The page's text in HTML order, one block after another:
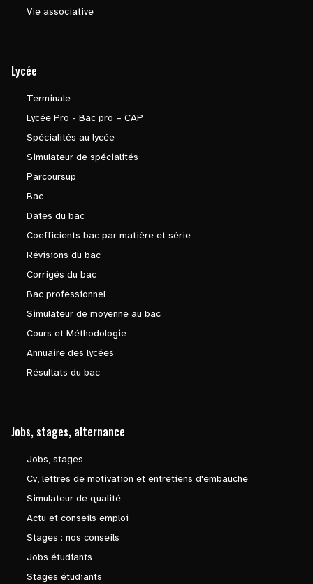
Vie associative
Lycée
Terminale
Lycée Pro - Bac pro – CAP
Spécialités au lycée
Simulateur de spécialités
Parcoursup
Bac
Dates du bac
Coefficients bac par matière et série
Révisions du bac
Corrigés du bac
Bac professionnel
Simulateur de moyenne au bac
Cours et Méthodologie
Annuaire des lycées
Résultats du bac
Jobs, stages, alternance
Jobs, stages
Cv, lettres de motivation et entretiens d'embauche
Simulateur de qualité
Actu et conseils emploi
Stages : nos conseils
Jobs étudiants
Stages étudiants